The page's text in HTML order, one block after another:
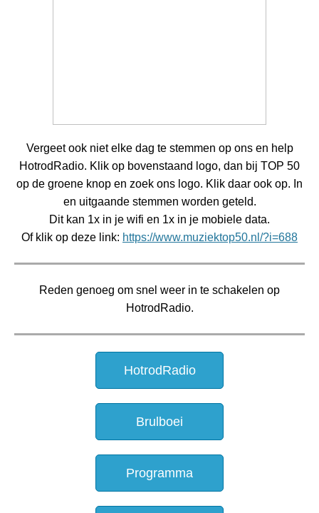
Vergeet ook niet elke dag te stemmen op ons en help
HotrodRadio. Klik op bovenstaand logo, dan bij TOP 50
op de groene knop en zoek ons logo. Klik daar ook op. In
en uitgaande stemmen worden geteld.
Dit kan 1x in je wifi en 1x in je mobiele data.
Of klik op deze link: https://www.muziektop50.nl/?i=688
Reden genoeg om snel weer in te schakelen op
HotrodRadio.
HotrodRadio
Brulboei
Programma